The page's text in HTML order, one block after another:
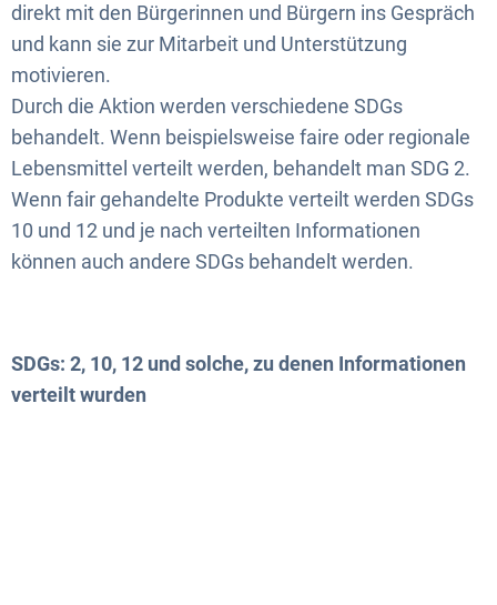
direkt mit den Bürgerinnen und Bürgern ins Gespräch
und kann sie zur Mitarbeit und Unterstützung
motivieren.
Durch die Aktion werden verschiedene SDGs
behandelt. Wenn beispielsweise faire oder regionale
Lebensmittel verteilt werden, behandelt man SDG 2.
Wenn fair gehandelte Produkte verteilt werden SDGs
10 und 12 und je nach verteilten Informationen
können auch andere SDGs behandelt werden.
SDGs: 2, 10, 12 und solche, zu denen Informationen
verteilt wurden